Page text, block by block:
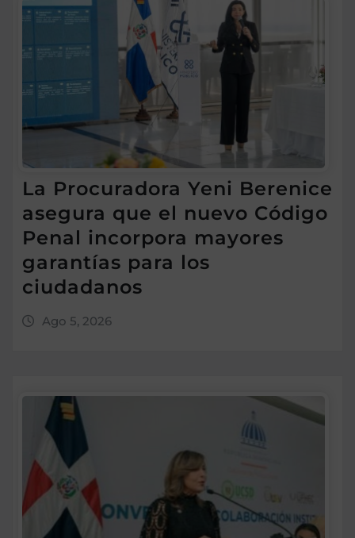
La Procuradora Yeni Berenice
asegura que el nuevo Código
Penal incorpora mayores
garantías para los
ciudadanos
Ago 5, 2026